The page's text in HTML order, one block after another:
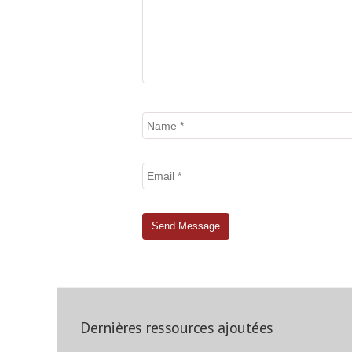
Dernières ressources ajoutées